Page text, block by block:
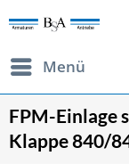
Menü
FPM-Einlage
Klappe 840/